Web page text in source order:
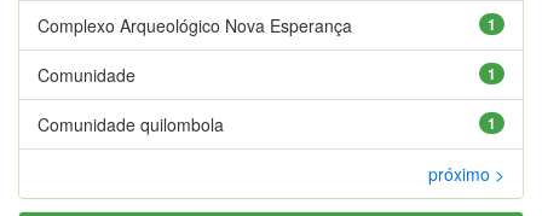
1
Complexo Arqueológico Nova Esperança
1
Comunidade
1
Comunidade quilombola
próximo >